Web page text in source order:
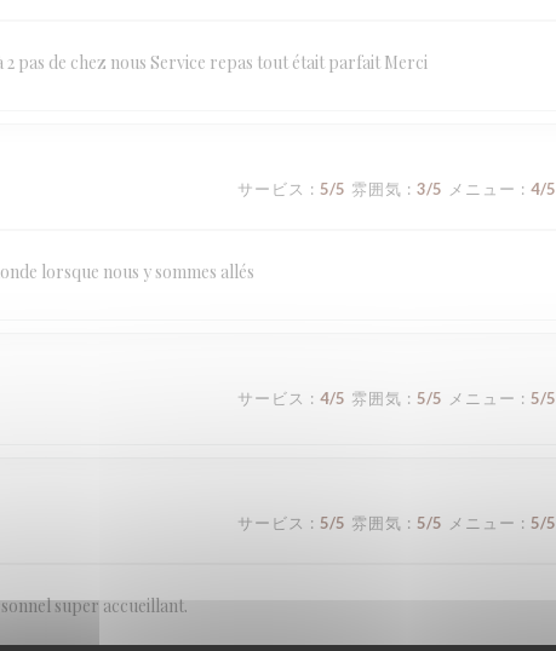
pas de chez nous Service repas tout était parfait Merci
サービス : 5/5 雰囲気 : 3/5 メニュー : 4/5
lorsque nous y sommes allés
サービス : 4/5 雰囲気 : 5/5 メニュー : 5/5
サービス : 5/5 雰囲気 : 5/5 メニュー : 5/5
super accueillant.